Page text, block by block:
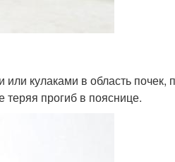
кулаками в область почек,
прогиб в пояснице.